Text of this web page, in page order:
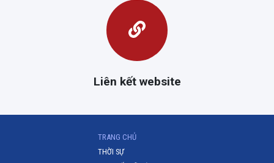
Liên kết website
TRANG CHỦ(CURRENT)
THỜI SỰ